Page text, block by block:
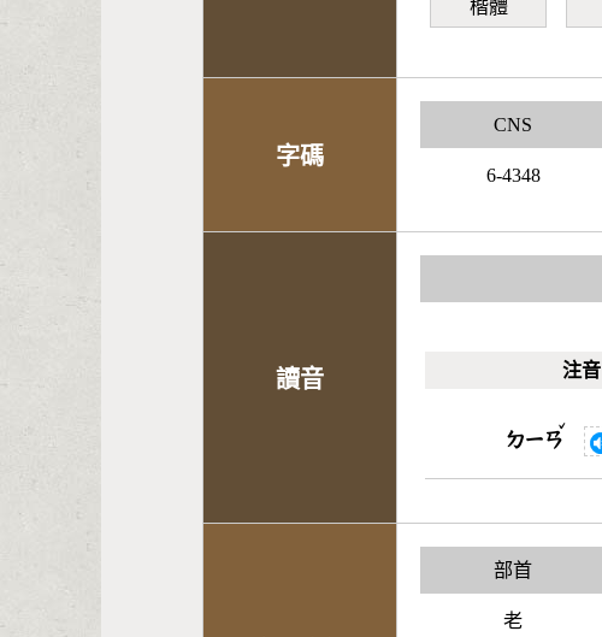
楷體
字碼
CNS
6-4348
讀音
注音
ㄉㄧㄢ
ˇ
部首
老